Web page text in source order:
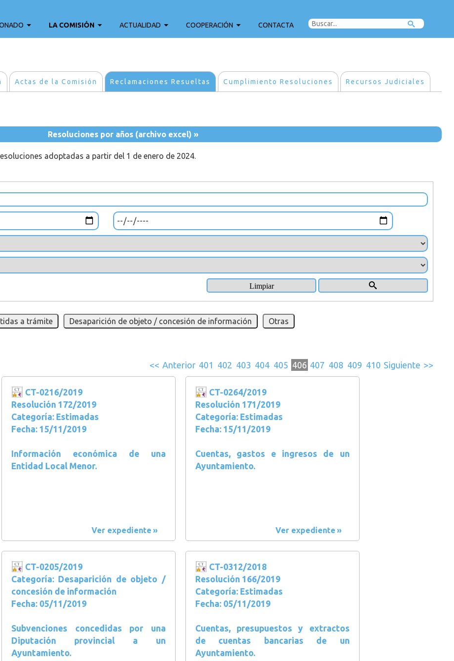
LA COMISIÓN ACTUALIDAD COOPERACIÓN CONTACTA
Actas de la Comisión Reclamaciones Resueltas Cumplimiento Resoluciones Recursos Judiciales
Resoluciones por años (archivo excel) »
adoptadas a partir del 1 de enero de 2024.
a trámite Desaparición de objeto / concesión de información Otras
<< Anterior 401 402 403 404 405 406 407 408 409 410 Siguiente >>
CT-0216/2019
Resolución 172/2019
Categoría: Estimadas
Fecha: 15/11/2019
Información económica de una
Entidad Local Menor.
Ver expediente
CT-0264/2019
Resolución 171/2019
Categoría: Estimadas
Fecha: 15/11/2019
Cuentas, gastos e ingresos de un
Ayuntamiento.
Ver expediente
CT-0205/2019
Categoría: Desaparición de objeto /
concesión de información
Fecha: 05/11/2019
Subvenciones concedidas por una
Diputación provincial a un
Ayuntamiento.
CT-0312/2018
Resolución 166/2019
Categoría: Estimadas
Fecha: 05/11/2019
Cuentas, presupuestos y extractos
de cuentas bancarias de un
Ayuntamiento.